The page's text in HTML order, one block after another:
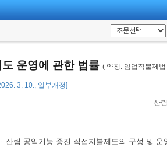
운영에 관한 법률 ( 약칭: 임업직불제법
3. 10., 일부개정]
산
림 공익기능 증진 직접지불제도의 구성 및 운